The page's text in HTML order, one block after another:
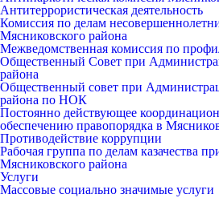
Антитеррористическая деятельность
Комиссия по делам
Мясниковского района
Межведомственная комиссия по
Общественный Совет при
района
Общественный совет при
района по НОК
Постоянно действующее
обеспечению правопорядка в
Противодействие коррупции
Рабочая группа по делам казачества
Мясниковского района
Услуги
Массовые социально значимые услуги